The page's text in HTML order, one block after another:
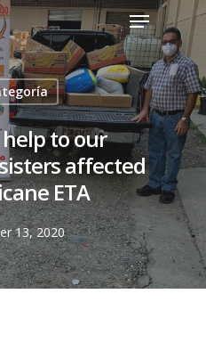
to our
affected
ETA
13, 2020